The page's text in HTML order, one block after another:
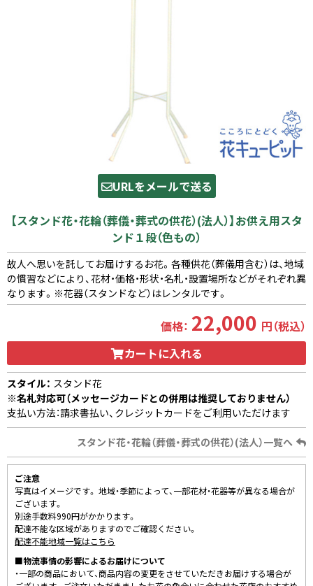
URLをメールで送る
【スタンド花・花輪（葬儀・葬式の供花）(法人）】お供え用スタ
ンド１段（色もの）
故人へ思いを託してお届けするお花。各種供花（葬儀用含む）は、地域
の慣習などにより、花材・価格・形状・名札・設置場所などがそれぞれ異
なります。※花器（スタンドなど）はレンタルです。
価格： 22,000 円（税込）
カートに入れる
スタイル： スタンド花
※名札対応可（メッセージカードとの併用は推奨しておりません）
支払い方法：請求書払い、クレジットカードをご利用いただけます
スタンド花・花輪（葬儀・葬式の供花）(法人）一覧へ
ご注意
写真はイメージです。 地域・季節によって、一部花材・花器等が異なる場合が
ございます。
別途手数料990円がかかります。
配達不能な区域がありますのでご確認ください。
配達不能地域一覧はこちら
■物流事情の影響によるお届けについて
・一部の商品において、商品内容の変更をさせていただきお届けする場合が